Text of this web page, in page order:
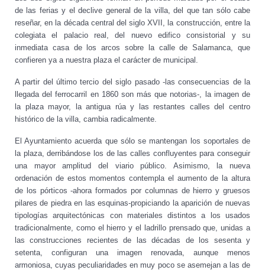
de las ferias y el declive general de la villa, del que tan sólo cabe
reseñar, en la década central del siglo XVII, la construcción, entre la
colegiata el palacio real, del nuevo edifico consistorial y su
inmediata casa de los arcos sobre la calle de Salamanca, que
confieren ya a nuestra plaza el carácter de municipal.
A partir del último tercio del siglo pasado -las consecuencias de la
llegada del ferrocarril en 1860 son más que notorias-, la imagen de
la plaza mayor, la antigua rúa y las restantes calles del centro
histórico de la villa, cambia radicalmente.
El Ayuntamiento acuerda que sólo se mantengan los soportales de
la plaza, derribándose los de las calles confluyentes para conseguir
una mayor amplitud del viario público. Asimismo, la nueva
ordenación de estos momentos contempla el aumento de la altura
de los pórticos -ahora formados por columnas de hierro y gruesos
pilares de piedra en las esquinas-propiciando la aparición de nuevas
tipologías arquitectónicas con materiales distintos a los usados
tradicionalmente, como el hierro y el ladrillo prensado que, unidas a
las construcciones recientes de las décadas de los sesenta y
setenta, configuran una imagen renovada, aunque menos
armoniosa, cuyas peculiaridades en muy poco se asemejan a las de